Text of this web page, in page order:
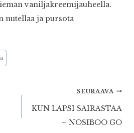
vaniljakreemijauheella.
nutellaa ja pursota
SEURAAVA
KUN LAPSI SAIRASTAA
– NOSIBOO GO